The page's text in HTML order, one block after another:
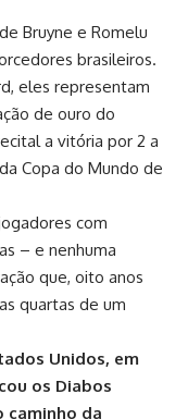
Bruyne e Romelu
brasileiros.
eles representam
de ouro do
a vitória por 2 a
Copa do Mundo de
com
– e nenhuma
que, oito anos
quartas de um
Unidos, em
os Diabos
caminho da